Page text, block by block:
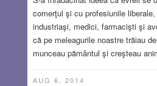
comerţul şi cu profesiunile
industriaşi, medici, farmacişti şi
că pe meleagurile noastre trăiau
munceau pământul şi creşteau
AUG 6, 2014